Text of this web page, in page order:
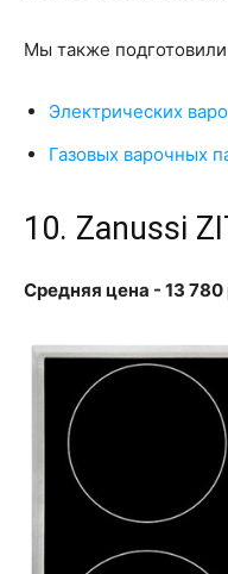
Мы также
Электрических
Газовых варочных
10. Zanussi
Средняя цена - 13 780